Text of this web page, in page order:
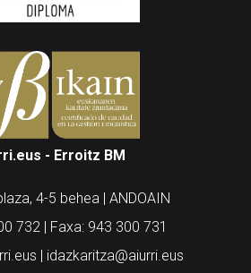
- Erroitz BM
4-5 behea | ANDOAIN
732 | Faxa: 943 300 731
| idazkaritza@aiurri.eus